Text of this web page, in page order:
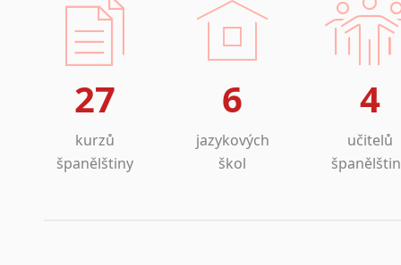
Laponština
Latina
Lezginština
Lingala
Litevština
Lotyšština
Luba
Makedonština
27
kurzů
španělštiny
6
jazykových
škol
4
učitelů